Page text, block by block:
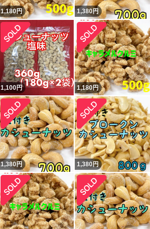
1,180円 1,380円
1,100円 1,180円
1,380円 1,380円